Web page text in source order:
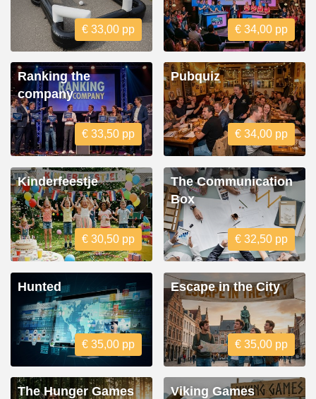
€ 33,00 pp € 34,00 pp
Ranking the
company
€ 33,50 pp
Pubquiz
€ 34,00 pp
Kinderfeestje
€ 30,50 pp
The Communication
Box
€ 32,50 pp
Hunted
€ 35,00 pp
Escape in the City
€ 35,00 pp
The Hunger Games Viking Games